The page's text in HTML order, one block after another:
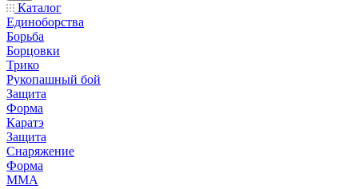
Каталог
Единоборства
Борьба
Борцовки
Трико
Рукопашный бой
Защита
Форма
Каратэ
Защита
Снаряжение
Форма
ММА